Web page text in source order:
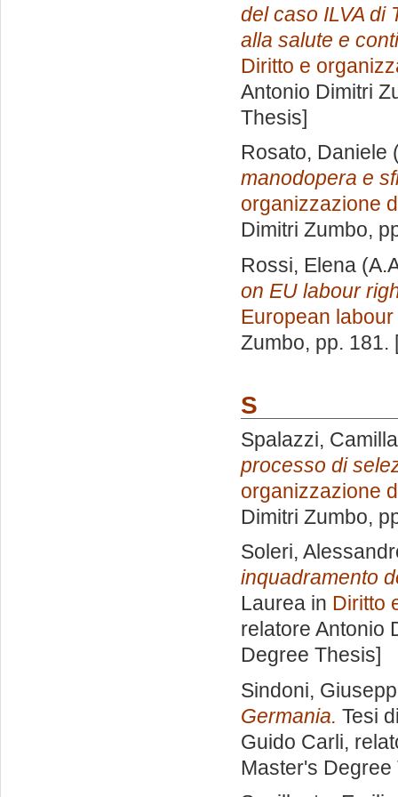
del caso ILVA di
alla salute e
Diritto e
Antonio Dimitri
Thesis]
Rosato, Daniele
manodopera e
organizzazione
Dimitri Zumbo,
Rossi, Elena
on EU labour
European labour
Zumbo, pp. 181.
S
Spalazzi, Camilla
processo di
organizzazione
Dimitri Zumbo,
Soleri,
inquadramento
Laurea in Diritto
relatore Antonio
Degree Thesis]
Sindoni,
Germania. Tesi
Guido Carli,
Master's Degree